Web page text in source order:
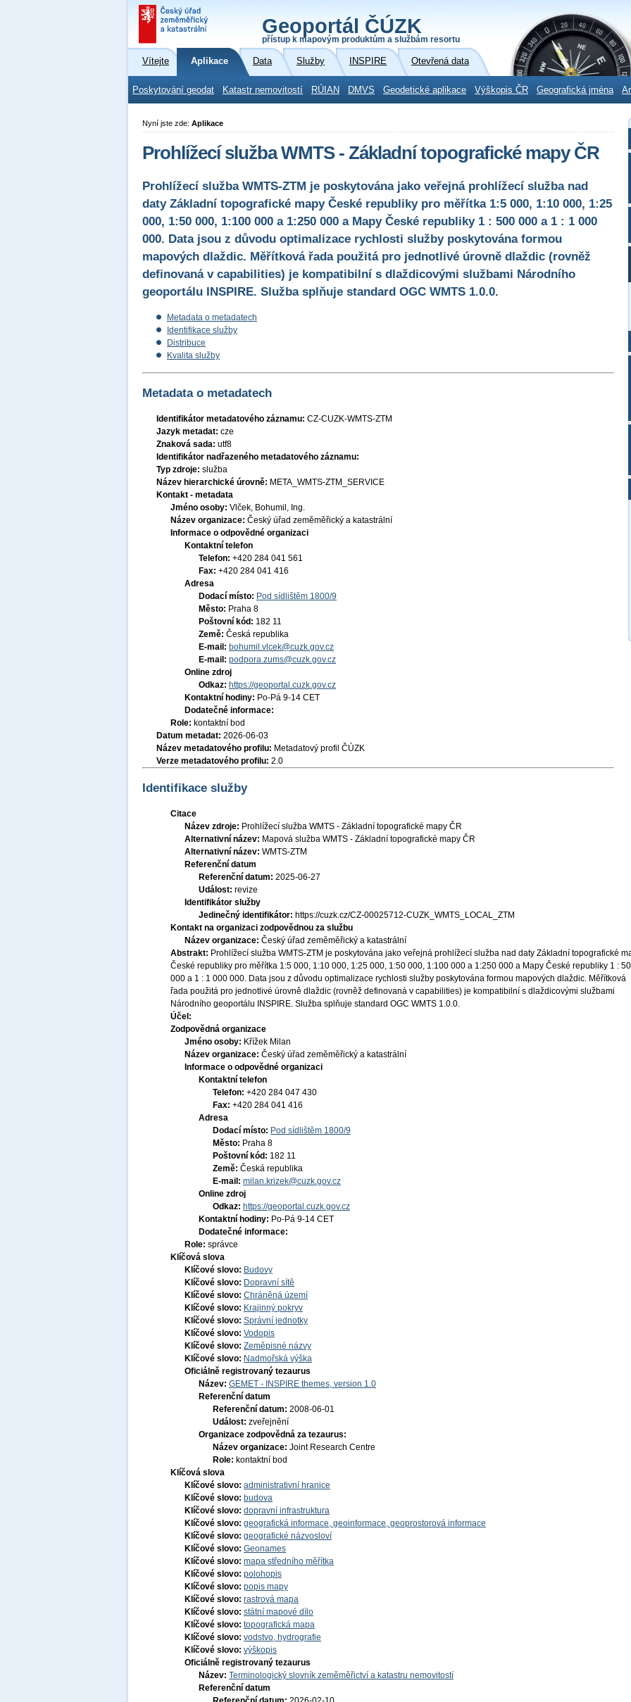
Geoportál ČÚZK
přístup k mapovým produktům a službám resortu
Vítejte Aplikace Data Služby INSPIRE Otevřená data
Poskytování geodat Katastr nemovitostí RÚIAN DMVS Geodetické aplikace Výškopis ČR Geografická jména
Nyní jste zde: Aplikace
Prohlížecí služba WMTS - Základní topografické mapy ČR
Prohlížecí služba WMTS-ZTM je poskytována jako veřejná prohlížecí služba nad
daty Základní topografické mapy České republiky pro měřítka 1:5 000, 1:10 000, 1:25
000, 1:50 000, 1:100 000 a 1:250 000 a Mapy České republiky 1 : 500 000 a 1 : 1 000
000. Data jsou z důvodu optimalizace rychlosti služby poskytována formou
mapových dlaždic. Měřítková řada použitá pro jednotlivé úrovně dlaždic (rovněž
definovaná v capabilities) je kompatibilní s dlaždicovými službami Národního
geoportálu INSPIRE. Služba splňuje standard OGC WMTS 1.0.0.
Metadata o metadatech
Identifikace služby
Distribuce
Kvalita služby
Metadata o metadatech
Identifikátor metadatového záznamu: CZ-CUZK-WMTS-ZTM
Jazyk metadat: cze
Znaková sada: utf8
Identifikátor nadřazeného metadatového záznamu:
Typ zdroje: služba
Název hierarchické úrovně: META_WMTS-ZTM_SERVICE
Kontakt - metadata
Jméno osoby: Vlček, Bohumil, Ing.
Název organizace: Český úřad zeměměřický a katastrální
Informace o odpovědné organizaci
Kontaktní telefon
Telefon: +420 284 041 561
Fax: +420 284 041 416
Adresa
Dodací místo: Pod sídlištěm 1800/9
Město: Praha 8
Poštovní kód: 182 11
Země: Česká republika
E-mail: bohumil.vlcek@cuzk.gov.cz
E-mail: podpora.zums@cuzk.gov.cz
Online zdroj
Odkaz: https://geoportal.cuzk.gov.cz
Kontaktní hodiny: Po-Pá 9-14 CET
Dodatečné informace:
Role: kontaktní bod
Datum metadat: 2026-06-03
Název metadatového profilu: Metadatový profil ČÚZK
Verze metadatového profilu: 2.0
Identifikace služby
Citace
Název zdroje: Prohlížecí služba WMTS - Základní topografické mapy ČR
Alternativní název: Mapová služba WMTS - Základní topografické mapy ČR
Alternativní název: WMTS-ZTM
Referenční datum
Referenční datum: 2025-06-27
Událost: revize
Identifikátor služby
Jedinečný identifikátor: https://cuzk.cz/CZ-00025712-CUZK_WMTS_LOCAL_ZTM
Kontakt na organizaci zodpovědnou za službu
Název organizace: Český úřad zeměměřický a katastrální
Abstrakt: Prohlížecí služba WMTS-ZTM je poskytována jako veřejná prohlížecí služba nad daty Základní topografické
České republiky pro měřítka 1:5 000, 1:10 000, 1:25 000, 1:50 000, 1:100 000 a 1:250 000 a Mapy České republiky 1 :
000 a 1 : 1 000 000. Data jsou z důvodu optimalizace rychlosti služby poskytována formou mapových dlaždic. Měřítková
řada použitá pro jednotlivé úrovně dlaždic (rovněž definovaná v capabilities) je kompatibilní s dlaždicovými službami
Národního geoportálu INSPIRE. Služba splňuje standard OGC WMTS 1.0.0.
Účel:
Zodpovědná organizace
Jméno osoby: Křížek Milan
Název organizace: Český úřad zeměměřický a katastrální
Informace o odpovědné organizaci
Kontaktní telefon
Telefon: +420 284 047 430
Fax: +420 284 041 416
Adresa
Dodací místo: Pod sídlištěm 1800/9
Město: Praha 8
Poštovní kód: 182 11
Země: Česká republika
E-mail: milan.krizek@cuzk.gov.cz
Online zdroj
Odkaz: https://geoportal.cuzk.gov.cz
Kontaktní hodiny: Po-Pá 9-14 CET
Dodatečné informace:
Role: správce
Klíčová slova
Klíčové slovo: Budovy
Klíčové slovo: Dopravní sítě
Klíčové slovo: Chráněná území
Klíčové slovo: Krajinný pokryv
Klíčové slovo: Správní jednotky
Klíčové slovo: Vodopis
Klíčové slovo: Zeměpisné názvy
Klíčové slovo: Nadmořská výška
Oficiálně registrovaný tezaurus
Název: GEMET - INSPIRE themes, version 1.0
Referenční datum
Referenční datum: 2008-06-01
Událost: zveřejnění
Organizace zodpovědná za tezaurus:
Název organizace: Joint Research Centre
Role: kontaktní bod
Klíčová slova
Klíčové slovo: administrativní hranice
Klíčové slovo: budova
Klíčové slovo: dopravní infrastruktura
Klíčové slovo: geografická informace, geoinformace, geoprostorová informace
Klíčové slovo: geografické názvosloví
Klíčové slovo: Geonames
Klíčové slovo: mapa středního měřítka
Klíčové slovo: polohopis
Klíčové slovo: popis mapy
Klíčové slovo: rastrová mapa
Klíčové slovo: státní mapové dílo
Klíčové slovo: topografická mapa
Klíčové slovo: vodstvo, hydrografie
Klíčové slovo: výškopis
Oficiálně registrovaný tezaurus
Název: Terminologický slovník zeměměřictví a katastru nemovitostí
Referenční datum